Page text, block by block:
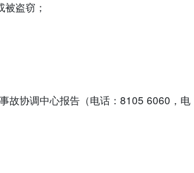
盗窃；
故协调中心报告（电话：8105 6060，电